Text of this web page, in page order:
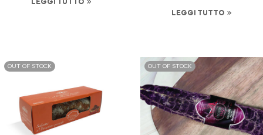
LEGGI TUTTO
LEGGI TUTTO
OUT OF STOCK OUT OF STOCK